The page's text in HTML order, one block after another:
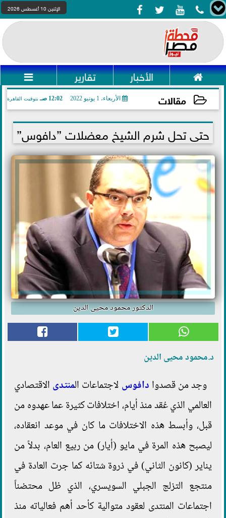
    الإثنين 10 أغسطس 2026
 الأخبار تقارير 
مقالات الأربعاء، 1 يونيو 2022 12:02 صـ بتوقيت القاهرة
2022-06-01 00:02:17
حتى تحل شرم الشيخ معضلات ”دافوس”
الدكتور محمود محيى الدين
د.محمود محيى الدين
وجد من قصدوا دافوس لاجتماعات المنتدى الاقتصادي
العالمي الذي عُقد منذ أيام، اختلافات كثيرة عما عهدوه من
قبل، وأبسط هذه الاختلافات ما كان في موعد انعقاده،
ليصبح هذه المرة في مايو (أيار) من ربيع العام، بدلاً من
يناير (كانون الثاني) في ذروة شتائه كما جرت العادة في
منتجع التزلج الجبلي السويسري، الذي ظل محتضناً
اجتماعات المنتدى لعقود متوالية كأحد أهم فعالياته منذ